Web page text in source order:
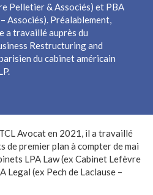
Pelletier & Associés) et PBA
Associés). Préalablement,
a travaillé auprès du
Restructuring and
du cabinet américain
Avocat en 2021, il a travaillé
de premier plan à compter de mai
LPA Law (ex Cabinet Lefèvre
Legal (ex Pech de Laclause –